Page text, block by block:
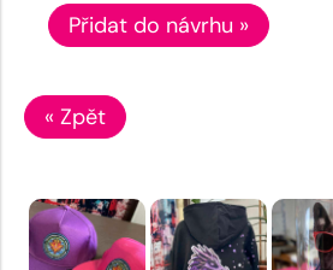
Přidat do návrhu »
« Zpět